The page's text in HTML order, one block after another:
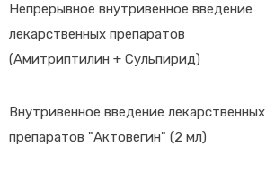
Непрерывное внутривенное введение
лекарственных препаратов
(Амитриптилин + Сульпирид)
Внутривенное введение лекарственных
препаратов "Актовегин" (2 мл)